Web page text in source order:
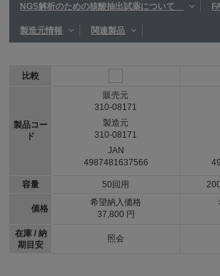
NGS解析のための核酸抽出試薬について
製造元情報 関連製品
比較
製品コー
ド
容量
価格
在庫 / 納
期目安
販売元
310-08171
製造元
310-08171
JAN
4987481637566
50回用
希望納入価格
37,800 円
照会